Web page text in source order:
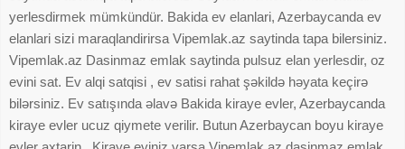
yerlesdirmek mümkündür. Bakida ev elanlari, Azerbaycanda ev
elanlari sizi maraqlandirirsa Vipemlak.az saytinda tapa bilersiniz.
Vipemlak.az Dasinmaz emlak saytinda pulsuz elan yerlesdir, oz
evini sat. Ev alqi satqisi , ev satisi rahat şəkildə həyata keçirə
bilərsiniz. Ev satışında əlavə Bakida kiraye evler, Azerbaycanda
kiraye evler ucuz qiymete verilir. Butun Azerbaycan boyu kiraye